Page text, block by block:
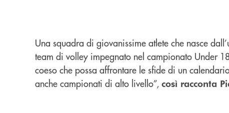
Una squadra di giovanissime atlete che nasce
team di volley impegnato nel campionato Under
coeso che possa affrontare le sfide di un
anche campionati di alto livello”, così racconta